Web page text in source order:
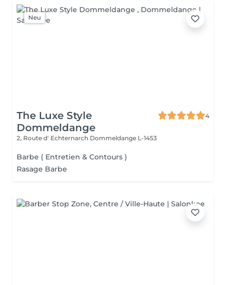
Neu
The Luxe Style
Dommeldange
4
2, Route d' Echternarch Dommeldange L-1453
Barbe ( Entretien & Contours )
Rasage Barbe